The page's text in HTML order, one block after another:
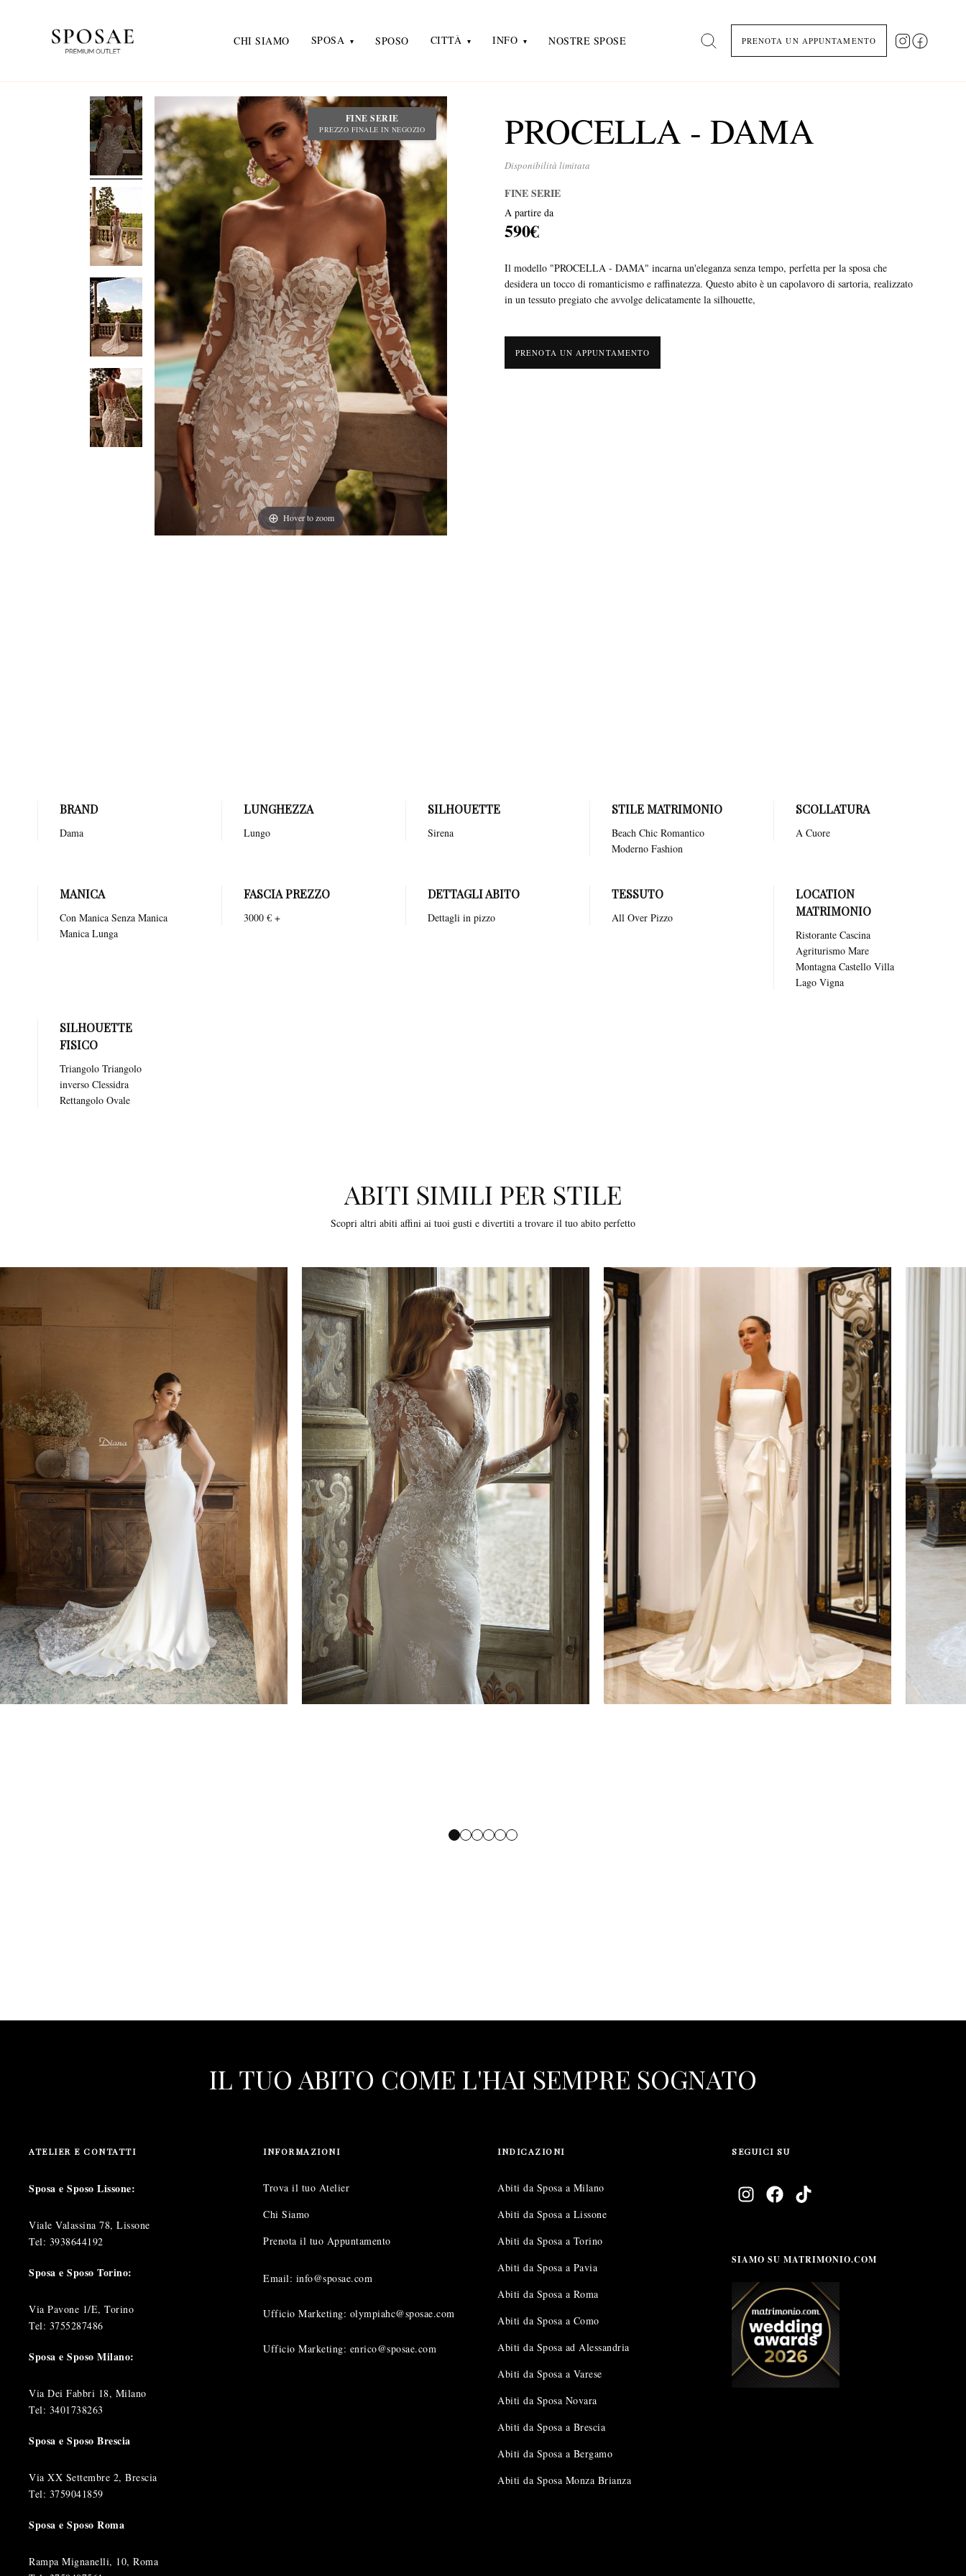
CHI SIAMO SPOSA SPOSO CITTÀ INFO
NOSTRE SPOSE
PRENOTA UN APPUNTAMENTO
FINE SERIE
PREZZO FINALE IN NEGOZIO
Hover to zoom
PROCELLA - DAMA
Disponibilità limitata
FINE SERIE
A partire da
590€
Il modello "PROCELLA - DAMA" incarna un'eleganza senza tempo, perfetta per la sposa che
desidera un tocco di romanticismo e raffinatezza. Questo abito è un capolavoro di sartoria, realizzato
in un tessuto pregiato che avvolge delicatamente la silhouette,
PRENOTA UN APPUNTAMENTO
BRAND
Dama
LUNGHEZZA
Lungo
SILHOUETTE
Sirena
STILE MATRIMONIO
Beach Chic Romantico
Moderno Fashion
SCOLLATURA
A Cuore
MANICA
Con Manica Senza Manica
Manica Lunga
FASCIA PREZZO
3000 € +
DETTAGLI ABITO
Dettagli in pizzo
TESSUTO
All Over Pizzo
LOCATION
MATRIMONIO
Ristorante Cascina
Agriturismo Mare
Montagna Castello Villa
Lago Vigna
SILHOUETTE
FISICO
Triangolo Triangolo
inverso Clessidra
Rettangolo Ovale
ABITI SIMILI PER STILE
Scopri altri abiti affini ai tuoi gusti e divertiti a trovare il tuo abito perfetto
IL TUO ABITO COME L'HAI SEMPRE SOGNATO
ATELIER E CONTATTI
Sposa e Sposo Lissone:
Viale Valassina 78, Lissone
Tel: 3938644192
Sposa e Sposo Torino:
Via Pavone 1/E, Torino
Tel: 3755287486
Sposa e Sposo Milano:
Via Dei Fabbri 18, Milano
Tel: 3401738263
Sposa e Sposo Brescia
Via XX Settembre 2, Brescia
Tel: 3759041859
Sposa e Sposo Roma
Rampa Mignanelli, 10, Roma
INFORMAZIONI
Trova il tuo Atelier
Chi Siamo
Prenota il tuo Appuntamento
Email: info@sposae.com
Ufficio Marketing: olympiahc@sposae.com
Ufficio Marketing: enrico@sposae.com
INDICAZIONI
Abiti da Sposa a Milano
Abiti da Sposa a Lissone
Abiti da Sposa a Torino
Abiti da Sposa a Pavia
Abiti da Sposa a Roma
Abiti da Sposa a Como
Abiti da Sposa ad Alessandria
Abiti da Sposa a Varese
Abiti da Sposa Novara
Abiti da Sposa a Brescia
Abiti da Sposa a Bergamo
Abiti da Sposa Monza Brianza
SEGUICI SU
SIAMO SU MATRIMONIO.COM